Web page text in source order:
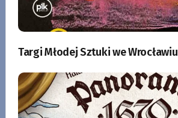
Targi Młodej Sztuki we Wrocławiu